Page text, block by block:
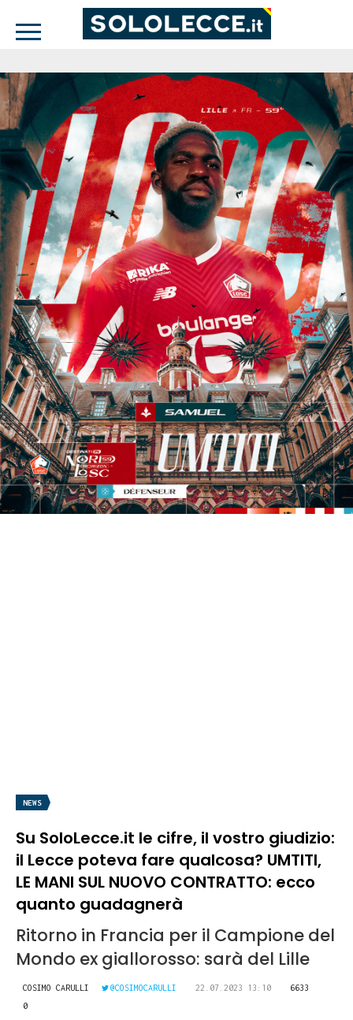
NEWS
Su SoloLecce.it le cifre, il vostro giudizio:
il Lecce poteva fare qualcosa? UMTITI,
LE MANI SUL NUOVO CONTRATTO: ecco
quanto guadagnerà
Ritorno in Francia per il Campione del
Mondo ex giallorosso: sarà del Lille
COSIMO CARULLI @COSIMOCARULLI 22.07.2023 13:10
6633
0